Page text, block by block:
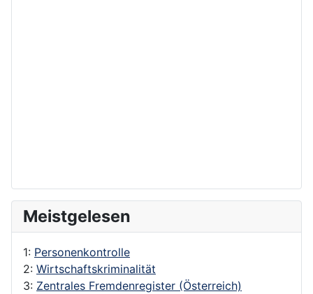
Meistgelesen
1: Personenkontrolle
2: Wirtschaftskriminalität
3: Zentrales Fremdenregister (Österreich)